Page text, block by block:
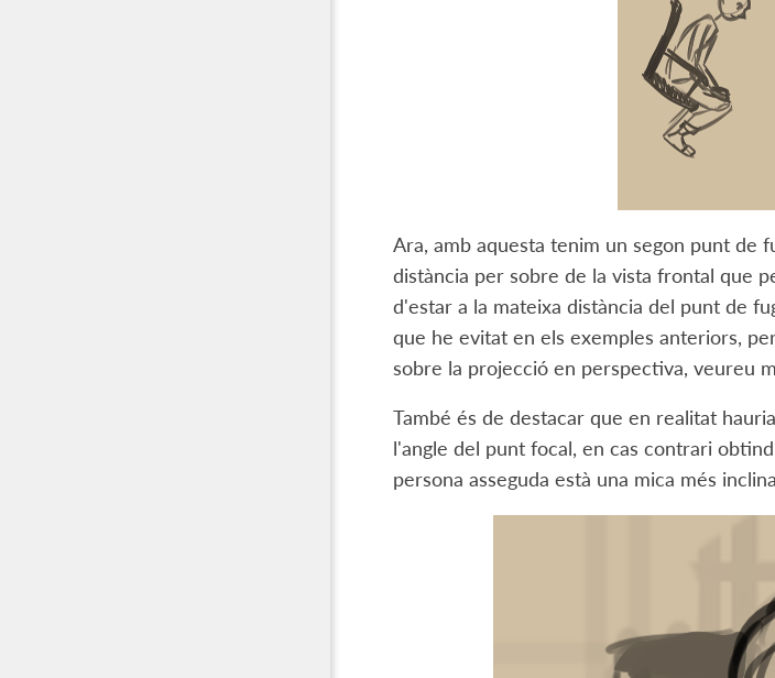
Ara, amb aquesta tenim un segon punt de
distància per sobre de la vista frontal que
d'estar a la mateixa distància del punt de
que he evitat en els exemples anteriors,
sobre la projecció en perspectiva, veureu
També és de destacar que en realitat
l'angle del punt focal, en cas contrari
persona asseguda està una mica més